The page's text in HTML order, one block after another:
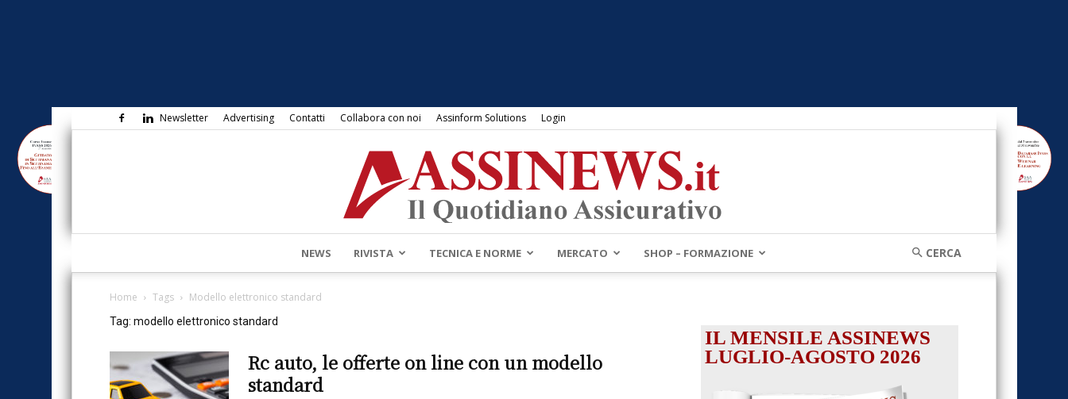
Newsletter Advertising Contatti Collabora con noi Assinform Solutions Login
Assinews.it
NEWS RIVISTA TECNICA E NORME MERCATO SHOP – FORMAZIONE
Home Tags Modello elettronico standard
Tag: modello elettronico standard
Rc auto, le offerte on line con un modello
standard
IL MENSILE ASSINEWS
LUGLIO-AGOSTO 2026